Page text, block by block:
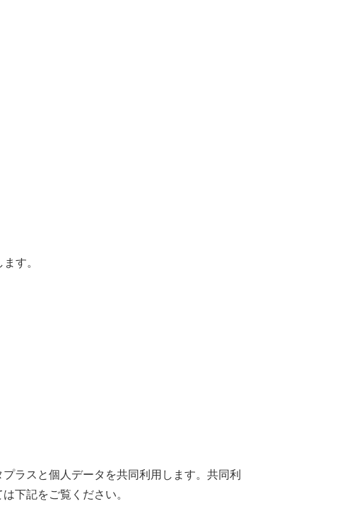
す。
ラスと個人データを共同利用します。共同利
下記をご覧ください。